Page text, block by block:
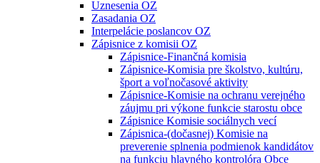
Uznesenia OZ
Zasadania OZ
Interpelácie poslancov OZ
Zápisnice z komisii OZ
Zápisnice-Finančná komisia
Zápisnice-Komisia pre školstvo, kultúru,
šport a voľnočasové aktivity
Zápisnice-Komisie na ochranu verejného
záujmu pri výkone funkcie starostu obce
Zápisnice Komisie sociálnych vecí
Zápisnica-(dočasnej) Komisie na
preverenie splnenia podmienok kandidátov
na funkciu hlavného kontrolóra Obce